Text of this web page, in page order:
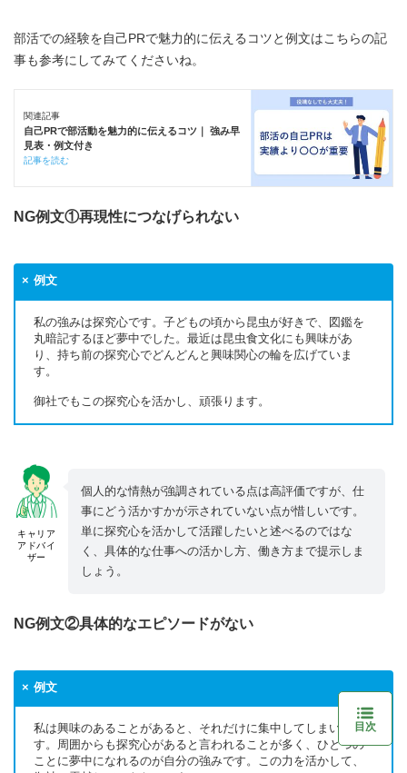
部活での経験を自己PRで魅力的に伝えるコツと例文はこちらの記
事も参考にしてみてくださいね。
関連記事
自己PRで部活動を魅力的に伝えるコツ｜ 強み早
見表・例文付き
記事を読む
NG例文①再現性につなげられない
例文
私の強みは探究心です。子どもの頃から昆虫が好きで、図鑑を
丸暗記するほど夢中でした。最近は昆虫食文化にも興味があ
り、持ち前の探究心でどんどんと興味関心の輪を広げていま
す。
御社でもこの探究心を活かし、頑張ります。
キャリア
アドバイ
ザー
個人的な情熱が強調されている点は高評価ですが、仕
事にどう活かすかが示されていない点が惜しいです。
単に探究心を活かして活躍したいと述べるのではな
く、具体的な仕事への活かし方、働き方まで提示しま
しょう。
NG例文②具体的なエピソードがない
例文
私は興味のあることがあると、それだけに集中してしまいま
す。周囲からも探究心があると言われることが多く、ひとつの
ことに夢中になれるのが自分の強みです。この力を活かして、
目次